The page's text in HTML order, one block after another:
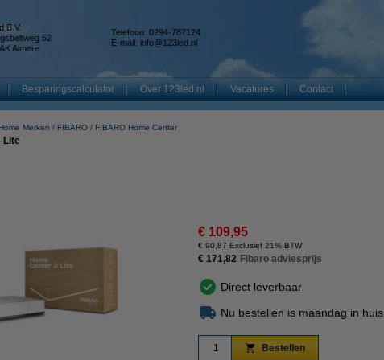
B.V.
52
Almere
Telefoon: 0294-787124
E-mail: info@123led.nl
Besparingscalculator Over 123led.nl Vacatures Contact
Merken FIBARO FIBARO Home Center
Lite
€ 109,95
€ 90,87 Exclusief 21% BTW
€ 171,82 Fibaro adviesprijs
Direct leverbaar
Nu bestellen is maandag in huis
Bestellen